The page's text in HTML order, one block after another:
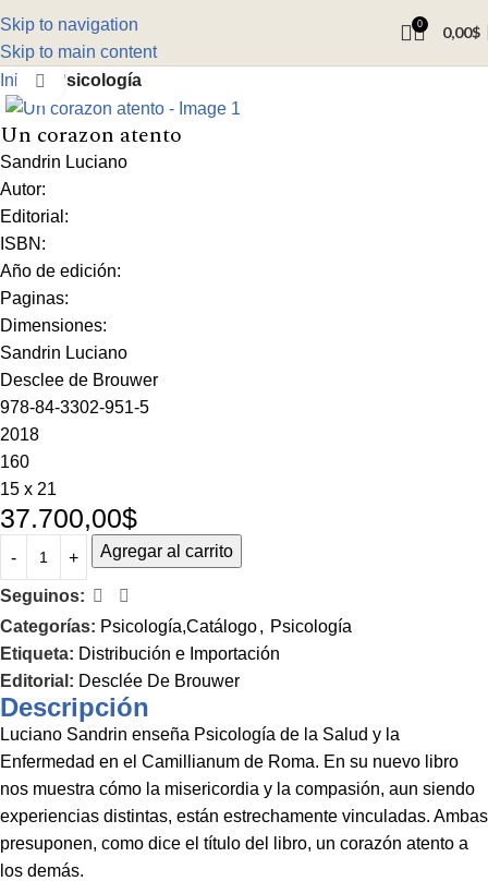
Skip to navigation
Skip to main content
0 0,00$
Inicio Psicología
Click to enlarge
Un corazon atento
Sandrin Luciano
Autor:
Editorial:
ISBN:
Año de edición:
Paginas:
Dimensiones:
Sandrin Luciano
Desclee de Brouwer
978-84-3302-951-5
2018
160
15 x 21
37.700,00$
Agregar al carrito
Seguinos:
Categorías: Psicología,Catálogo, Psicología
Etiqueta: Distribución e Importación
Editorial: Desclée De Brouwer
Descripción
Luciano Sandrin enseña Psicología de la Salud y la
Enfermedad en el Camillianum de Roma. En su nuevo libro
nos muestra cómo la misericordia y la compasión, aun siendo
experiencias distintas, están estrechamente vinculadas. Ambas
presuponen, como dice el título del libro, un corazón atento a
los demás.